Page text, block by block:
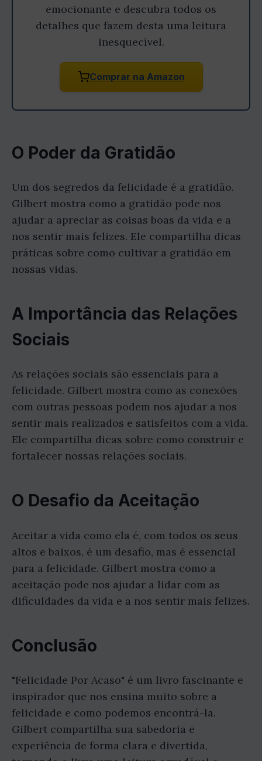
emocionante e descubra todos os
detalhes que fazem desta uma leitura
inesquecível.
Comprar na Amazon
O Poder da Gratidão
Um dos segredos da felicidade é a gratidão.
Gilbert mostra como a gratidão pode nos
ajudar a apreciar as coisas boas da vida e a
nos sentir mais felizes. Ele compartilha dicas
práticas sobre como cultivar a gratidão em
nossas vidas.
A Importância das Relações
Sociais
As relações sociais são essenciais para a
felicidade. Gilbert mostra como as conexões
com outras pessoas podem nos ajudar a nos
sentir mais realizados e satisfeitos com a vida.
Ele compartilha dicas sobre como construir e
fortalecer nossas relações sociais.
O Desafio da Aceitação
Aceitar a vida como ela é, com todos os seus
altos e baixos, é um desafio, mas é essencial
para a felicidade. Gilbert mostra como a
aceitação pode nos ajudar a lidar com as
dificuldades da vida e a nos sentir mais felizes.
Conclusão
"Felicidade Por Acaso" é um livro fascinante e
inspirador que nos ensina muito sobre a
felicidade e como podemos encontrá-la.
Gilbert compartilha sua sabedoria e
experiência de forma clara e divertida,